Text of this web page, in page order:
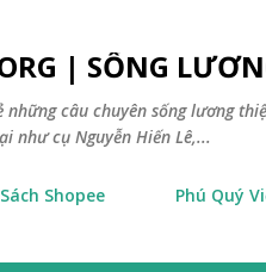
| SỐNG
những câu chuyên sống lương
như cụ Nguyễn Hiến Lê,...
Shopee Phú Quý